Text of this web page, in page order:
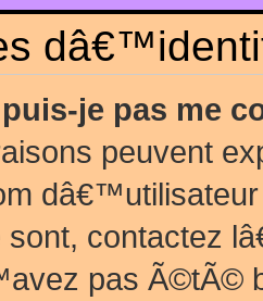
je pas me
peuvent
contactez
pas Ã©tÃ©